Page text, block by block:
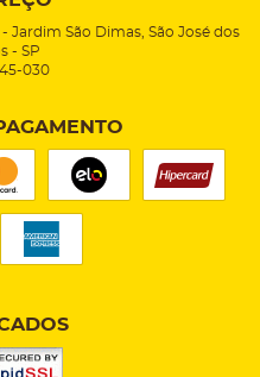
- Jardim São Dimas, São José dos
- SP
030